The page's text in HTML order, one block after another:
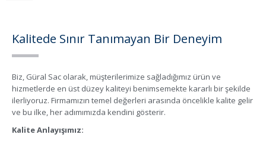
Kalitede Sınır Tanımayan Bir Deneyim
Biz, Güral Sac olarak, müşterilerimize sağladığımız ürün ve
hizmetlerde en üst düzey kaliteyi benimsemekte kararlı bir şekilde
ilerliyoruz. Firmamızın temel değerleri arasında öncelikle kalite gelir
ve bu ilke, her adımımızda kendini gösterir.
Kalite Anlayışımız: